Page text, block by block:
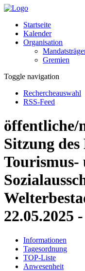
Startseite
Kalender
Organisation
Gremien
Toggle navigation
Rechercheauswahl
RSS-Feed
öffentliche/
Sitzung
Tourismus-
22.05.2025
Informationen
Tagesordnung
TOP-Liste
Anwesenheit